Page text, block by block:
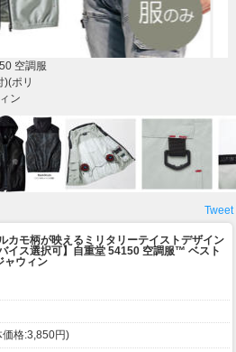
空調服
ポリ
ン
Tweet
カモ柄が映えるミリタリーテイストデザイン
バイス選択可】自重堂 54150 空調服™ ベスト
ャウィン
価格:3,850円)